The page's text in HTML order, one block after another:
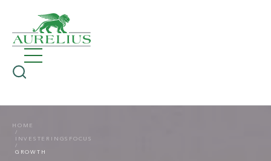
HOME
INVESTERINGSFOCUS
GROWTH